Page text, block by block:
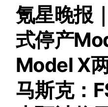
氪星晚报
式停产
Model X
马斯克：